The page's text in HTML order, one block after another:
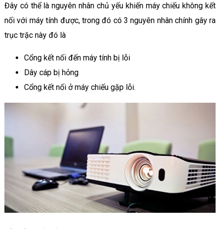
Đây có thể là nguyên nhân chủ yếu khiến máy chiếu không kết
nối với máy tính được, trong đó có 3 nguyên nhân chính gây ra
trục trặc này đó là
Cổng kết nối đến máy tính bị lỗi
Dây cáp bị hỏng
Cổng kết nối ở máy chiếu gặp lỗi.